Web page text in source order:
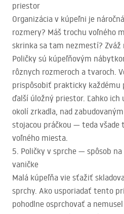
priestor
Organizácia v kúpeľni je
rozmery? Máš trochu voľného
skrinka sa tam nezmestí?
Poličky sú kúpeľňovým
rôznych rozmeroch a tvaroch.
prispôsobiť prakticky
ďalší úložný priestor. Ľahko
okolí zrkadla, nad
stojacou práčkou — teda všade
voľného miesta.
5. Poličky v sprche — spôsob
vaničke
Malá kúpeľňa vie sťažiť
sprchy. Ako usporiadať tento
pohodlne osprchovať a